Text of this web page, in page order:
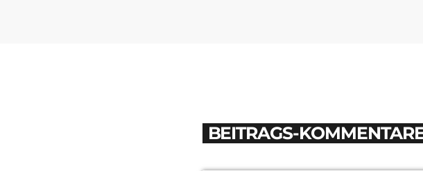
BEITRAGS-